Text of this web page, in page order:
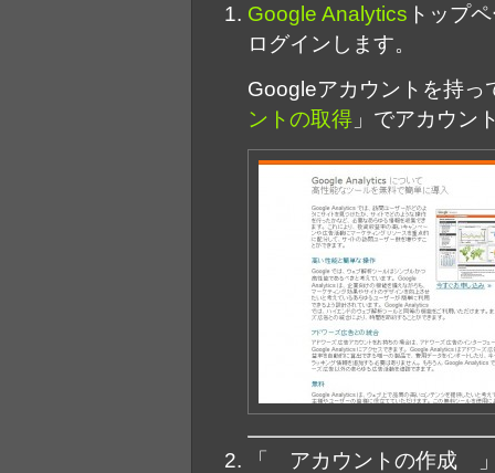
Google Analytics トップ
ログインします。
Googleアカウントを持っ
ントの取得 」でアカウン
「 アカウントの作成